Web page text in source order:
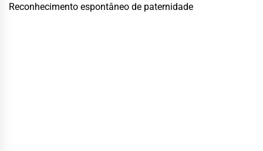
Reconhecimento espontâneo de paternidade